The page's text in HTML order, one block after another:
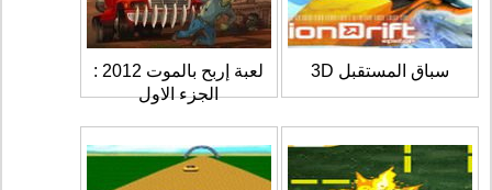
سباق المستقبل 3D
لعبة إربح بالموت 2012 :
الجزء الاول